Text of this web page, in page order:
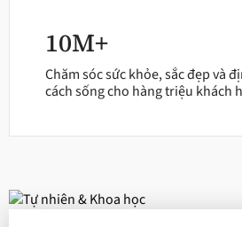
10M+
Chăm sóc sức khỏe, sắc đẹp và
cách sống cho hàng triệu khách